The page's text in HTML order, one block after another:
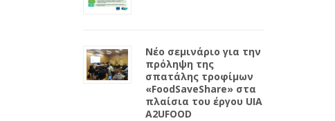
Νέο σεμινάριο για την
πρόληψη της
σπατάλης τροφίμων
«FoodSaveShare» στα
πλαίσια του έργου UIA
A2UFOOD